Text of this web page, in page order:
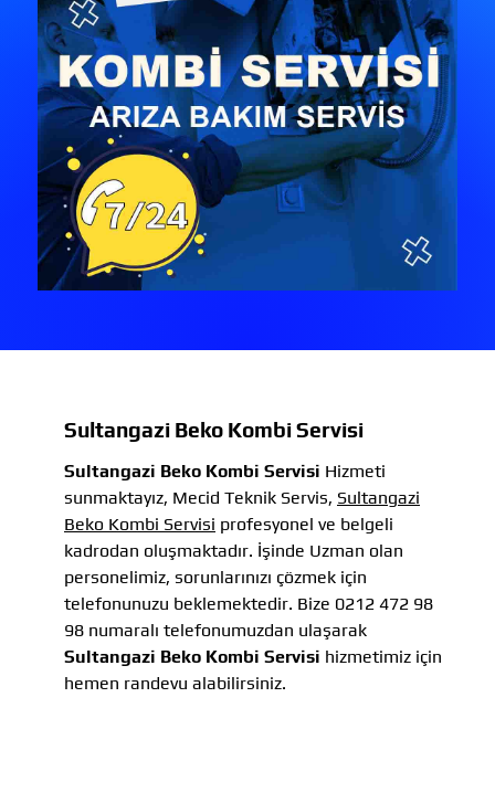
Sultangazi Beko Kombi Servisi
Sultangazi Beko Kombi Servisi Hizmeti
sunmaktayız, Mecid Teknik Servis, Sultangazi
Beko Kombi Servisi profesyonel ve belgeli
kadrodan oluşmaktadır. İşinde Uzman olan
personelimiz, sorunlarınızı çözmek için
telefonunuzu beklemektedir. Bize 0212 472 98
98 numaralı telefonumuzdan ulaşarak
Sultangazi Beko Kombi Servisi hizmetimiz için
hemen randevu alabilirsiniz.